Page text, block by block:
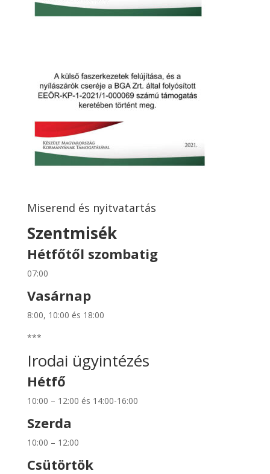
Miserend és nyitvatartás
Szentmisék
Hétfőtől szombatig
07:00
Vasárnap
8:00, 10:00 és 18:00
***
Irodai ügyintézés
Hétfő
10:00 – 12:00 és 14:00-16:00
Szerda
10:00 – 12:00
Csütörtök